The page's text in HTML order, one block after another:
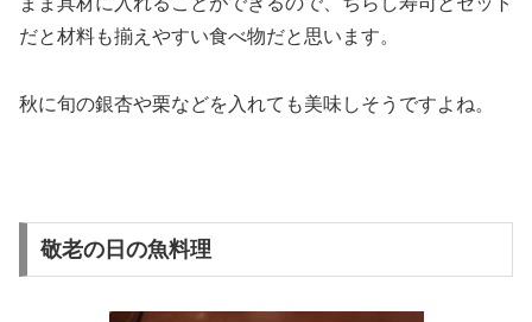
だと材料も揃えやすい食べ物だと思います。
秋に旬の銀杏や栗などを入れても美味しそうですよね。
敬老の日の魚料理